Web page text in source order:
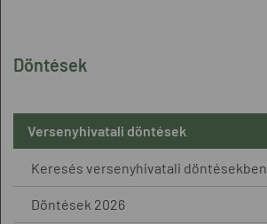
Döntések
Versenyhivatali döntések
Keresés versenyhivatali döntésekben
Döntések 2026